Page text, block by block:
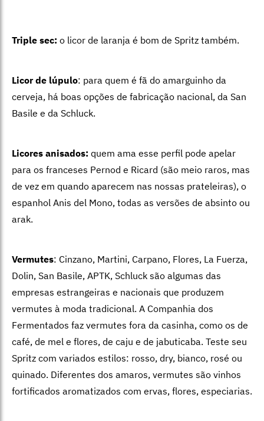
Triple sec: o licor de laranja é bom de Spritz também.
Licor de lúpulo: para quem é fã do amarguinho da
cerveja, há boas opções de fabricação nacional, da San
Basile e da Schluck.
Licores anisados: quem ama esse perfil pode apelar
para os franceses Pernod e Ricard (são meio raros, mas
de vez em quando aparecem nas nossas prateleiras), o
espanhol Anis del Mono, todas as versões de absinto ou
arak.
Vermutes: Cinzano, Martini, Carpano, Flores, La Fuerza,
Dolin, San Basile, APTK, Schluck são algumas das
empresas estrangeiras e nacionais que produzem
vermutes à moda tradicional. A Companhia dos
Fermentados faz vermutes fora da casinha, como os de
café, de mel e flores, de caju e de jabuticaba. Teste seu
Spritz com variados estilos: rosso, dry, bianco, rosé ou
quinado. Diferentes dos amaros, vermutes são vinhos
fortificados aromatizados com ervas, flores, especiarias.